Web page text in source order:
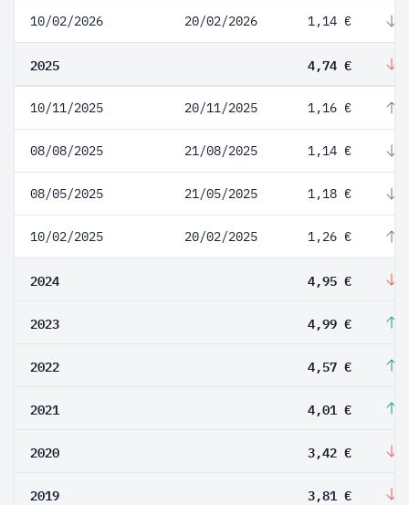
10/02/2026 20/02/2026 1,14 €
2025 4,74 €
10/11/2025 20/11/2025 1,16 €
08/08/2025 21/08/2025 1,14 €
08/05/2025 21/05/2025 1,18 €
10/02/2025 20/02/2025 1,26 €
2024 4,95 €
2023 4,99 €
2022 4,57 €
2021 4,01 €
2020 3,42 €
2019 3,81 €